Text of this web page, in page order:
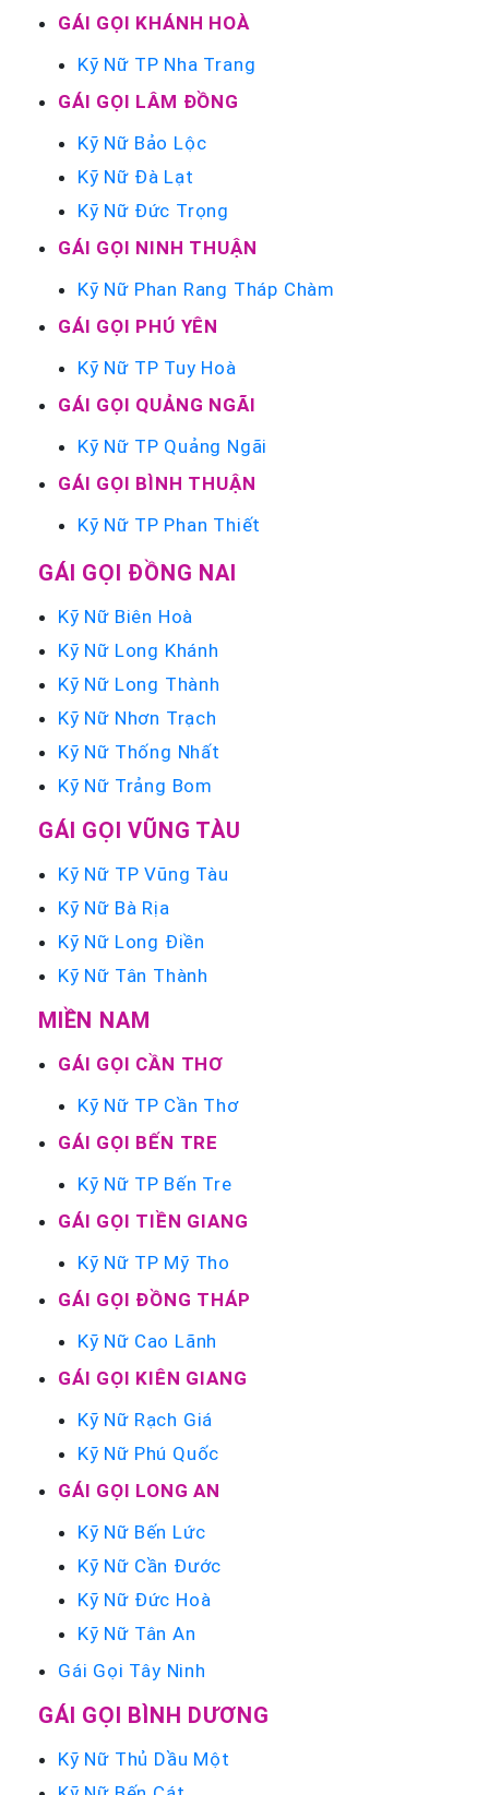
GÁI GỌI KHÁNH HOÀ
Kỹ Nữ TP Nha Trang
GÁI GỌI LÂM ĐỒNG
Kỹ Nữ Bảo Lộc
Kỹ Nữ Đà Lạt
Kỹ Nữ Đức Trọng
GÁI GỌI NINH THUẬN
Kỹ Nữ Phan Rang Tháp Chàm
GÁI GỌI PHÚ YÊN
Kỹ Nữ TP Tuy Hoà
GÁI GỌI QUẢNG NGÃI
Kỹ Nữ TP Quảng Ngãi
GÁI GỌI BÌNH THUẬN
Kỹ Nữ TP Phan Thiết
GÁI GỌI ĐỒNG NAI
Kỹ Nữ Biên Hoà
Kỹ Nữ Long Khánh
Kỹ Nữ Long Thành
Kỹ Nữ Nhơn Trạch
Kỹ Nữ Thống Nhất
Kỹ Nữ Trảng Bom
GÁI GỌI VŨNG TÀU
Kỹ Nữ TP Vũng Tàu
Kỹ Nữ Bà Rịa
Kỹ Nữ Long Điền
Kỹ Nữ Tân Thành
MIỀN NAM
GÁI GỌI CẦN THƠ
Kỹ Nữ TP Cần Thơ
GÁI GỌI BẾN TRE
Kỹ Nữ TP Bến Tre
GÁI GỌI TIỀN GIANG
Kỹ Nữ TP Mỹ Tho
GÁI GỌI ĐỒNG THÁP
Kỹ Nữ Cao Lãnh
GÁI GỌI KIÊN GIANG
Kỹ Nữ Rạch Giá
Kỹ Nữ Phú Quốc
GÁI GỌI LONG AN
Kỹ Nữ Bến Lức
Kỹ Nữ Cần Đước
Kỹ Nữ Đức Hoà
Kỹ Nữ Tân An
Gái Gọi Tây Ninh
GÁI GỌI BÌNH DƯƠNG
Kỹ Nữ Thủ Dầu Một